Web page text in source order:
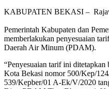
KABUPATEN BEKASI –
Pemerintah Kabupaten dan
memberlakukan penyesuaian
Daerah Air Minum (PDAM).
“Penyesuaian tarif ini
Kota Bekasi nomor 500/Kep/
539/Kepber/01 A-Ek/V/2020